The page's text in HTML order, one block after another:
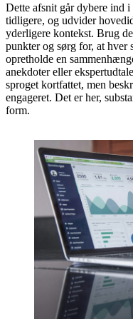
Dette afsnit går dybere ind
tidligere, og udvider
yderligere kontekst. Brug
punkter og sørg for, at hver
opretholde en
anekdoter eller
sproget kortfattet, men
engageret. Det er her,
form.